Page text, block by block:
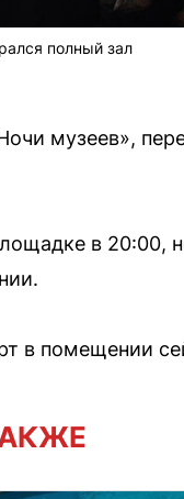
полный зал
музеев»,
в 20:00,
в помещении